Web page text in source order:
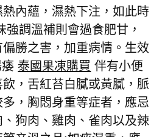
內蘊，濕熱下注，如此時
強調溫補則會過食肥甘，
勝之害，加重病情。生效
泰國果凍購買 伴有小便
，舌紅苔白膩或黃膩，脈
，胸悶身重等症者，應忌
狗肉、雞肉、雀肉以及辣